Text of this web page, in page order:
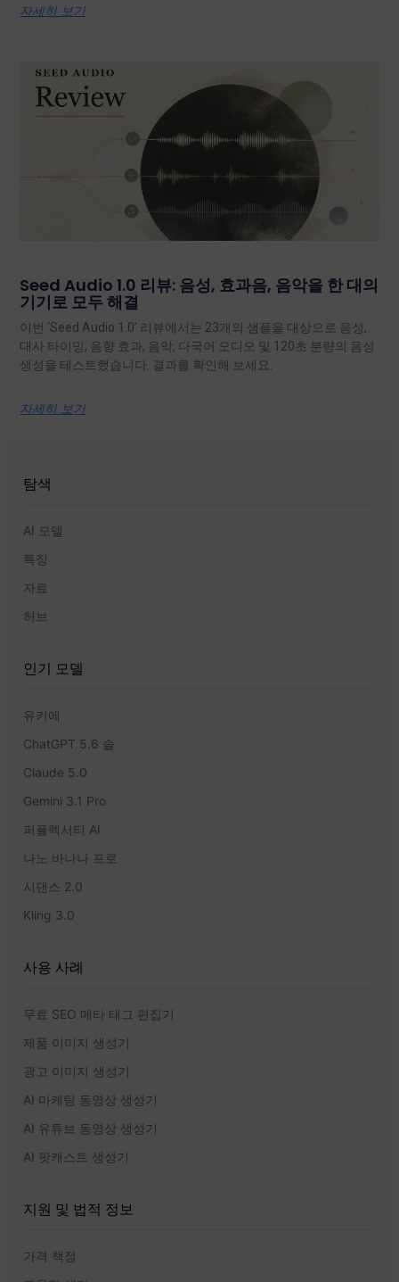
자세히 보기
Seed Audio 1.0 리뷰: 음성, 효과음, 음악을 한 대의
기기로 모두 해결
이번 ‘Seed Audio 1.0’ 리뷰에서는 23개의 샘플을 대상으로 음성,
대사 타이밍, 음향 효과, 음악, 다국어 오디오 및 120초 분량의 음성
생성을 테스트했습니다. 결과를 확인해 보세요.
자세히 보기
탐색
AI 모델
특징
자료
허브
인기 모델
유키에
ChatGPT 5.6 솔
Claude 5.0
Gemini 3.1 Pro
퍼플렉서티 AI
나노 바나나 프로
시댄스 2.0
Kling 3.0
사용 사례
무료 SEO 메타 태그 편집기
제품 이미지 생성기
광고 이미지 생성기
AI 마케팅 동영상 생성기
AI 유튜브 동영상 생성기
AI 팟캐스트 생성기
지원 및 법적 정보
가격 책정